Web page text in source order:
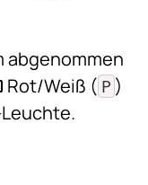
abgenommen
Rot/Weiß ( P )